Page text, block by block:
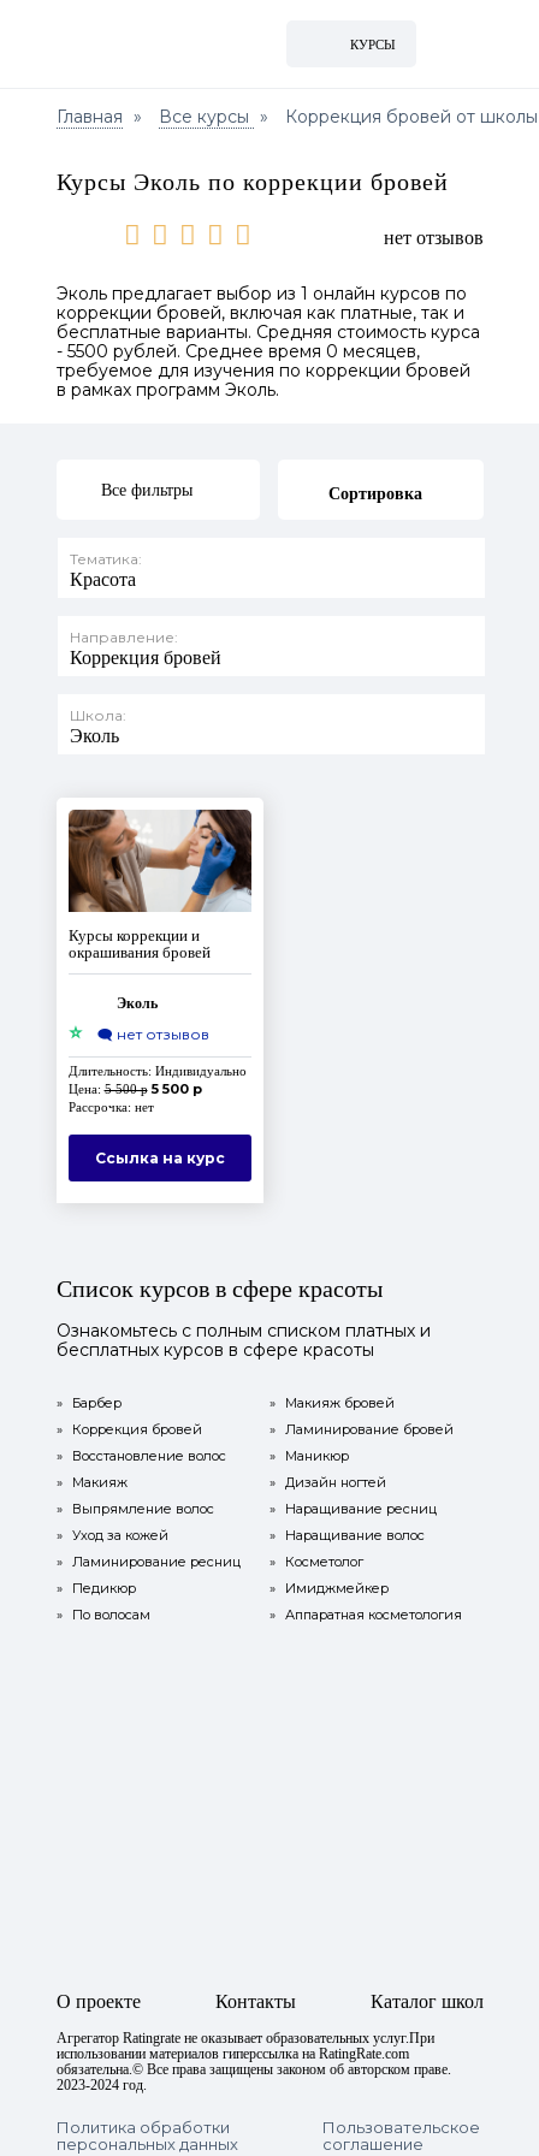
КУРСЫ
Главная Все курсы Коррекция бровей от
Курсы Эколь по коррекции бровей
нет отзывов
Эколь предлагает выбор из 1 онлайн курсов по
коррекции бровей, включая как платные, так и
бесплатные варианты. Средняя стоимость курса
- 5500 рублей. Среднее время 0 месяцев,
требуемое для изучения по коррекции бровей
в рамках программ Эколь.
Все фильтры Сортировка
Тематика:
Красота
Направление:
Коррекция бровей
Школа:
Эколь
Курсы коррекции и
окрашивания бровей
Эколь
⭐ 🗨️ нет отзывов
Длительность: Индивидуально
Цена:5 500 р 5 500 р
Рассрочка: нет
Ссылка на курс
Список курсов в сфере красоты
Ознакомьтесь с полным списком платных и
бесплатных курсов в сфере красоты
» Барбер »
Макияж бровей
»
Коррекция бровей » Ламинирование бровей
»
Восстановление волос »
Маникюр
»
Макияж » Дизайн ногтей
»
Выпрямление волос »
Наращивание ресниц
»
Уход за кожей »
Наращивание волос
»
Ламинирование ресниц »
Косметолог
»
Педикюр »
Имиджмейкер
»
По волосам » Аппаратная косметология
О проекте Контакты Каталог школ
Агрегатор Ratingrate не оказывает образовательных услуг.При
использовании материалов гиперссылка на RatingRate.com
обязательна.© Все права защищены законом об авторском праве.
2023-2024 год.
Политика обработки
персональных данных
Пользовательское
соглашение